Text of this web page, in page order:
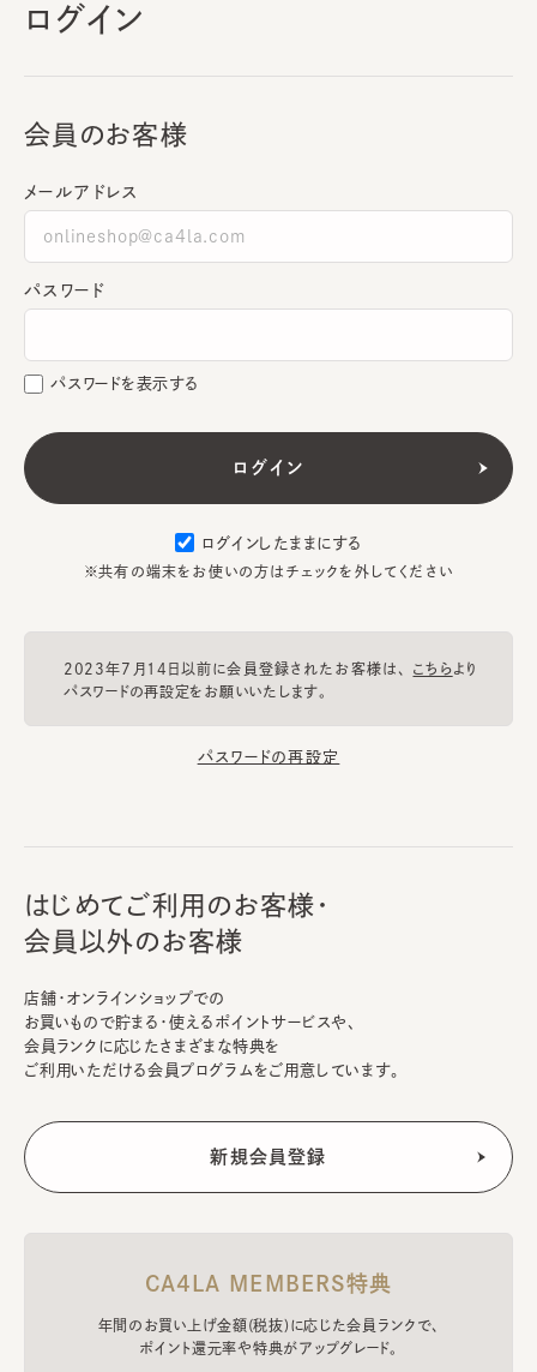
ログイン
会員のお客様
メールアドレス
パスワード
パスワードを表示する
ログインしたままにする
※共有の端末をお使いの方はチェックを外してください
2023年7月14日以前に会員登録されたお客様は、 こちらより
パスワードの再設定をお願いいたします。
パスワードの再設定
はじめてご利用のお客様・
会員以外のお客様
店舗・オンラインショップでの
お買いもので貯まる・使えるポイントサービスや、
会員ランクに応じたさまざまな特典を
ご利用いただける会員プログラムをご用意しています。
CA4LA MEMBERS特典
年間のお買い上げ金額(税抜)に応じた会員ランクで、
ポイント還元率や特典がアップグレード。